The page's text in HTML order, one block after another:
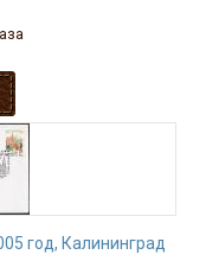
год, Калининград